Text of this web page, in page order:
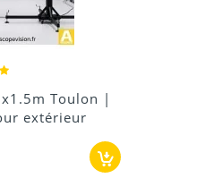
Toulon |
extérieur